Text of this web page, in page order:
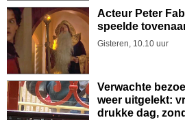
Acteur Peter
speelde
Gisteren, 10.10 uur
Verwachte
weer uitgelekt:
drukke dag,